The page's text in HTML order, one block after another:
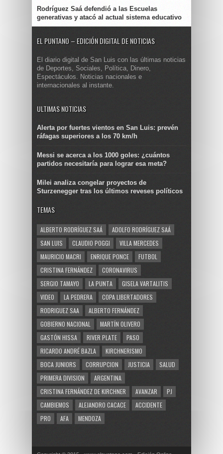
Rodríguez Saá defendió a las Escuelas
generativas y atacó al actual sistema educativo
EL PUNTANO – EDICIÓN DIGITAL DE NOTICIAS
El diario digital de San Luis con las últimas noticias
de Deportes, Sociales, Política, Dinero,
Espectáculos. Noticias nacionales e
internacionales al instante.
ULTIMAS NOTICIAS
Alerta por fuertes vientos en San Luis: prevén
ráfagas superiores a los 70 km/h
Messi se acerca a los 1000 goles: ¿cuántos
partidos necesitaría para lograr esa meta?
Milei analiza congelar proyectos de
Sturzenegger tras los últimos reveses políticos
TEMAS
ALBERTO RODRÍGUEZ SAÁ
ADOLFO RODRÍGUEZ SAÁ
SAN LUIS
CLAUDIO POGGI
VILLA MERCEDES
MAURICIO MACRI
ENRIQUE PONCE
FUTBOL
CRISTINA FERNÁNDEZ
CORONAVIRUS
SERGIO TAMAYO
LA PUNTA
GISELA VARTALITIS
VIDEO
LA PEDRERA
COPA LIBERTADORES
RODRIGUEZ SAA
ALBERTO FERNÁNDEZ
GOBIERNO NACIONAL
MARTÍN OLIVERO
GASTÓN HISSA
RIVER PLATE
PASO
RICARDO ANDRÉ BAZLA
KIRCHNERISMO
BOCA JUNIORS
CORRUPCION JUSTICIA
SALUD
PRIMERA DIVISION
ARGENTINA
CRISTINA FERNÁNDEZ DE KIRCHNER
AVANZAR
PJ
CAMBIEMOS
ALEJANDRO CACACE
ACCIDENTE
PRO
AFA MENDOZA